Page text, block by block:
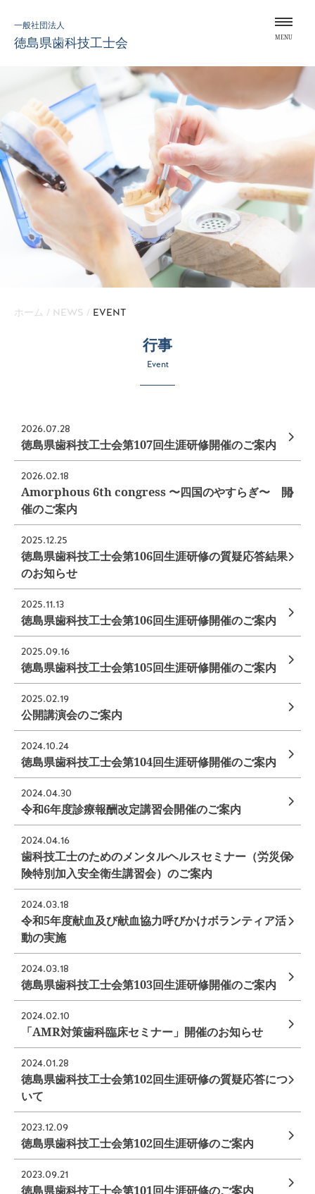
content
一般社団法人
徳島県歯科技工士会 MENU
ホーム / NEWS / EVENT
行事
Event
2026.07.28
徳島県歯科技工士会第107回生涯研修開催のご案内
2026.02.18
Amorphous 6th congress 〜四国のやすらぎ〜 開
催のご案内
2025.12.25
徳島県歯科技工士会第106回生涯研修の質疑応答結果
のお知らせ
2025.11.13
徳島県歯科技工士会第106回生涯研修開催のご案内
2025.09.16
徳島県歯科技工士会第105回生涯研修開催のご案内
2025.02.19
公開講演会のご案内
2024.10.24
徳島県歯科技工士会第104回生涯研修開催のご案内
2024.04.30
令和6年度診療報酬改定講習会開催のご案内
2024.04.16
歯科技工士のためのメンタルヘルスセミナー（労災保
険特別加入安全衛生講習会）のご案内
2024.03.18
令和5年度献血及び献血協力呼びかけボランティア活
動の実施
2024.03.18
徳島県歯科技工士会第103回生涯研修開催のご案内
2024.02.10
「AMR対策歯科臨床セミナー」開催のお知らせ
2024.01.28
徳島県歯科技工士会第102回生涯研修の質疑応答につ
いて
2023.12.09
徳島県歯科技工士会第102回生涯研修のご案内
2023.09.21
徳島県歯科技工士会第101回生涯研修のご案内